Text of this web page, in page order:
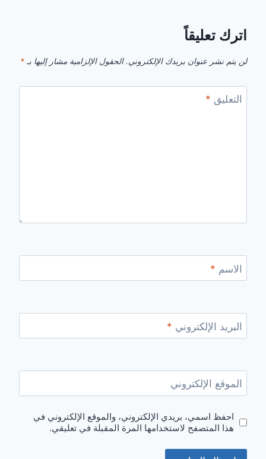
اترك تعليقاً
لن يتم نشر عنوان بريدك الإلكتروني. الحقول الإلزامية مشار إليها بـ *
التعليق *
الاسم *
البريد الإلكتروني *
الموقع الإلكتروني
احفظ اسمي، بريدي الإلكتروني، والموقع الإلكتروني في
هذا المتصفح لاستخدامها المرة المقبلة في تعليقي.